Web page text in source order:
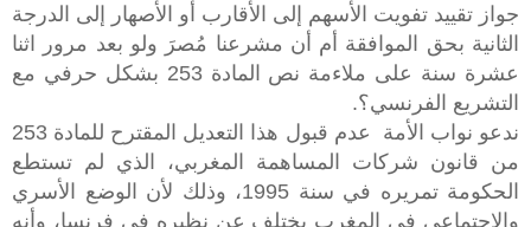
جواز تقييد تفويت الأسهم إلى الأقارب أو الأصهار إلى الدرجة
الثانية بحق الموافقة أم أن مشرعنا مُصرَ ولو بعد مرور اثنا
عشرة سنة على ملاءمة نص المادة 253 بشكل حرفي مع
التشريع الفرنسي؟.
ندعو نواب الأمة
عدم قبول هذا التعديل المقترح للمادة 253
من قانون شركات المساهمة المغربي، الذي لم تستطع
الحكومة تمريره في سنة 1995، وذلك لأن الوضع الأسري
والاجتماعي في المغرب يختلف عن نظيره في فرنسا، وأنه